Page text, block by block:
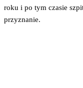
roku i po tym czasie
przyznanie.